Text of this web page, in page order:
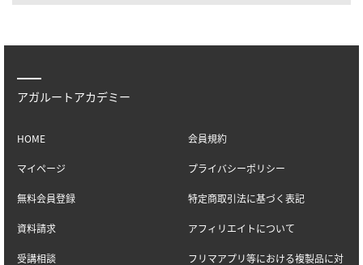
アガルートアカデミー
HOME
マイページ
無料会員登録
資料請求
受講相談
会員規約
プライバシーポリシー
特定商取引法に基づく表記
アフィリエイトについて
フリマアプリ等における複製品に対